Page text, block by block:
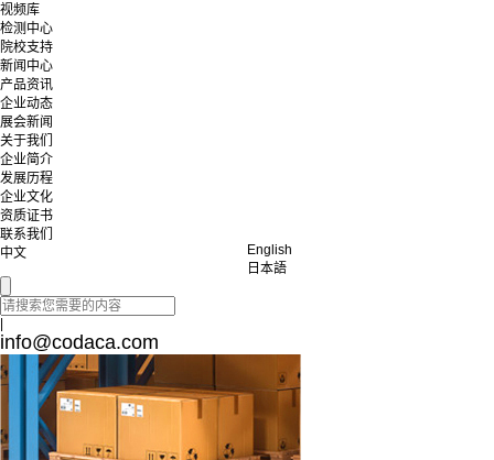
视频库
检测中心
院校支持
新闻中心
产品资讯
企业动态
展会新闻
关于我们
企业简介
发展历程
企业文化
资质证书
联系我们
中文
English
日本語
|
info@codaca.com